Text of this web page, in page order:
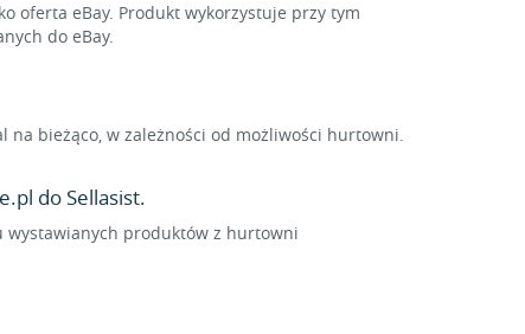
oferta eBay. Produkt wykorzystuje przy tym
do eBay.
bieżąco, w zależności od możliwości hurtowni.
do Sellasist.
wystawianych produktów z hurtowni